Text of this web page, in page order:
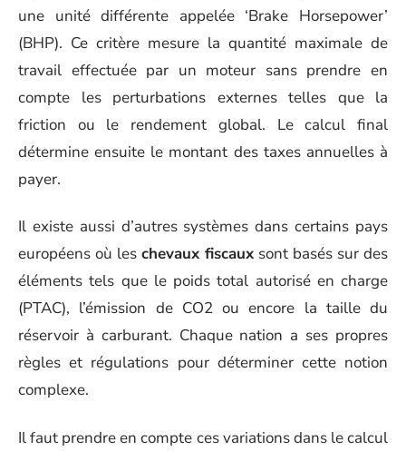
une unité différente appelée ‘Brake Horsepower’
(BHP). Ce critère mesure la quantité maximale de
travail effectuée par un moteur sans prendre en
compte les perturbations externes telles que la
friction ou le rendement global. Le calcul final
détermine ensuite le montant des taxes annuelles à
payer.
Il existe aussi d’autres systèmes dans certains pays
européens où les chevaux fiscaux sont basés sur des
éléments tels que le poids total autorisé en charge
(PTAC), l’émission de CO2 ou encore la taille du
réservoir à carburant. Chaque nation a ses propres
règles et régulations pour déterminer cette notion
complexe.
Il faut prendre en compte ces variations dans le calcul